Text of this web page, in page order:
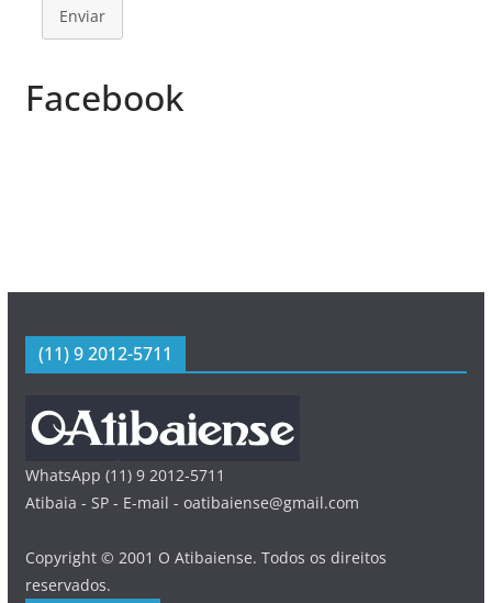
Enviar
Facebook
(11) 9 2012-5711
WhatsApp (11) 9 2012-5711
Atibaia - SP - E-mail - oatibaiense@gmail.com
Copyright © 2001 O Atibaiense. Todos os direitos
reservados.